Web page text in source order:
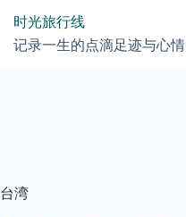
时光旅行线
记录一生的点滴足迹与心情
台湾